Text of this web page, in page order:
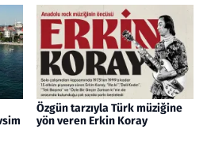
Özgün tarzıyla Türk müziğine
yön veren Erkin Koray